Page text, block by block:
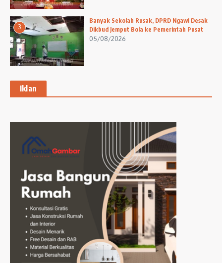
3
Banyak Sekolah Rusak, DPRD Ngawi Desak
Dikbud Jemput Bola ke Pemerintah Pusat
05/08/2026
Iklan